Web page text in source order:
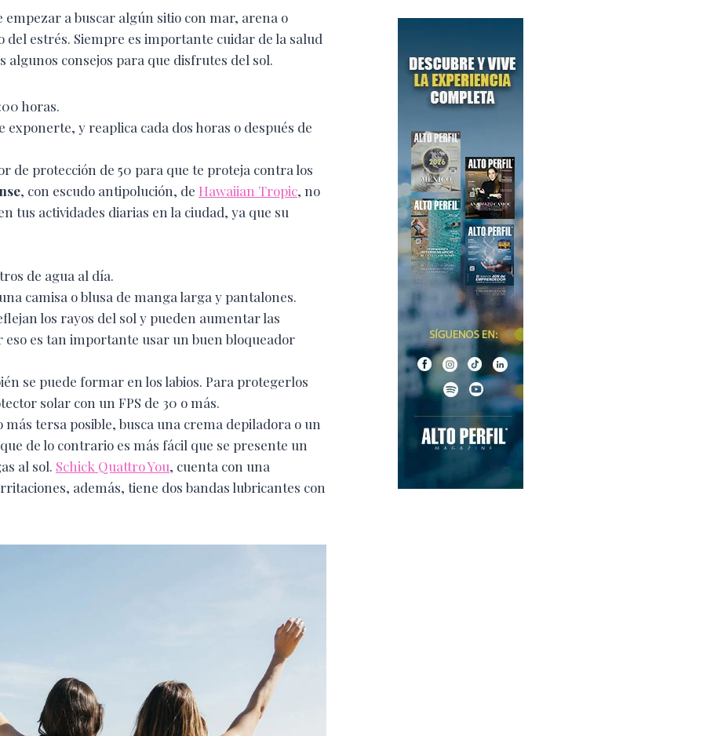
a buscar algún sitio con mar, arena o
estrés. Siempre es importante cuidar de la salud
consejos para que disfrutes del sol.
horas.
y reaplica cada dos horas o después de
de protección de 50 para que te proteja contra los
, con escudo antipolución, de Hawaiian Tropic, no
tus actividades diarias en la ciudad, ya que su
de agua al día.
camisa o blusa de manga larga y pantalones.
los rayos del sol y pueden aumentar las
es tan importante usar un buen bloqueador
se puede formar en los labios. Para protegerlos
solar con un FPS de 30 o más.
más tersa posible, busca una crema depiladora o un
de lo contrario es más fácil que se presente un
al sol. Schick Quattro You, cuenta con una
además, tiene dos bandas lubricantes con